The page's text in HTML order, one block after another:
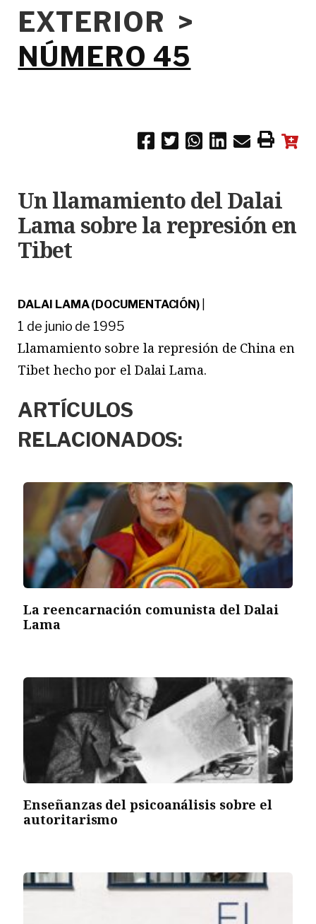
EXTERIOR >
NÚMERO 45
Un llamamiento del Dalai
Lama sobre la represión en
Tibet
DALAI LAMA (DOCUMENTACIÓN)
1 de junio de 1995
Llamamiento sobre la represión de China en
Tibet hecho por el Dalai Lama.
ARTÍCULOS
RELACIONADOS:
La reencarnación comunista del Dalai
Lama
Enseñanzas del psicoanálisis sobre el
autoritarismo